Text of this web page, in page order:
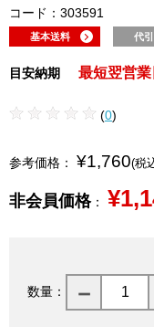
コード：303591
基本送料 代
目安納期 最短翌営業
(0)
参考価格： ¥1,760(税
非会員価格：
数量：